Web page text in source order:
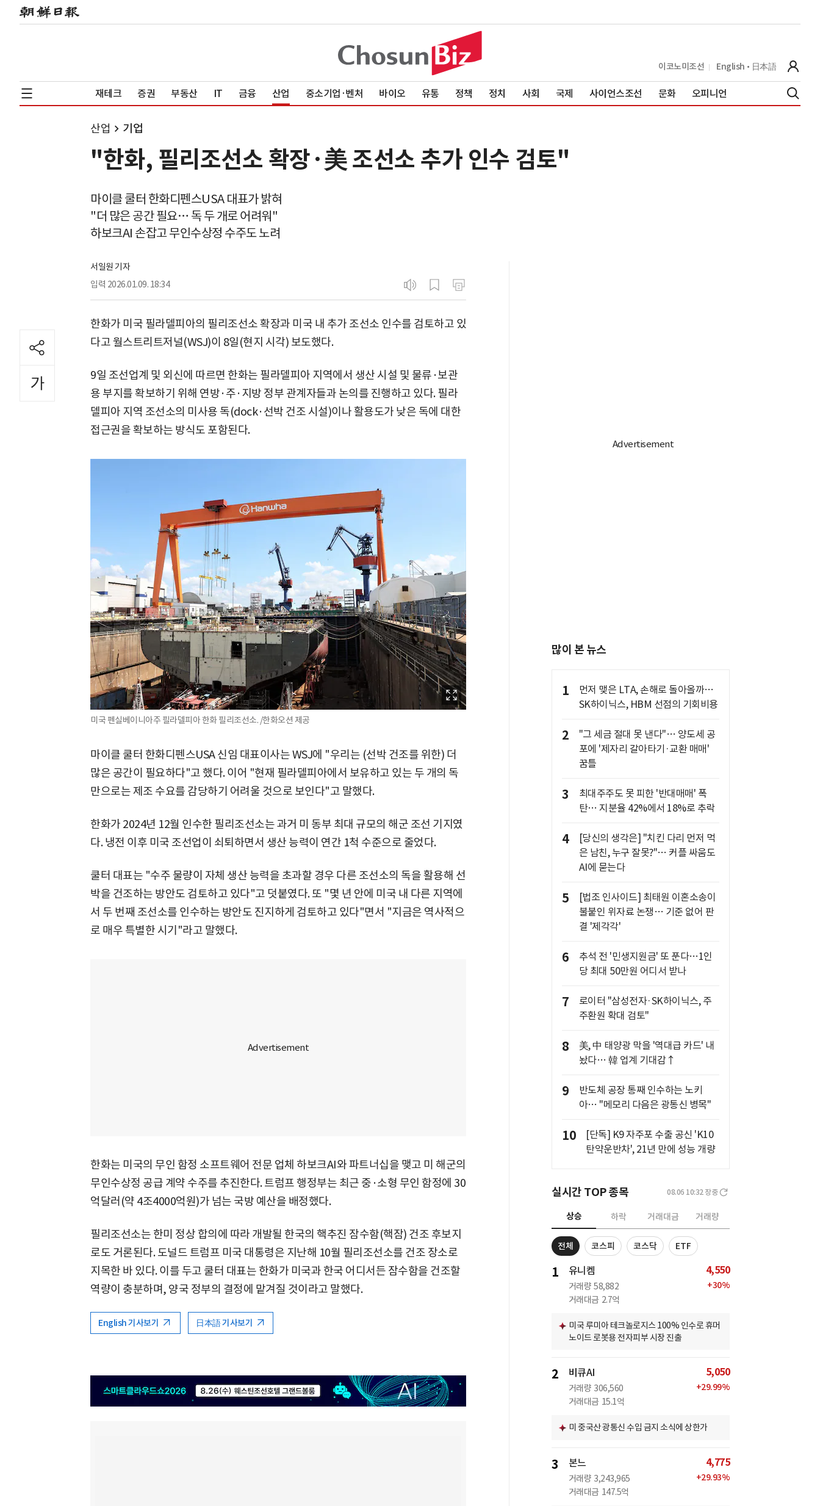
이코노미조선 English 日本語
재테크 증권 부동산 IT 금융 산업 중소기업·벤처 바이오 유통 정책 정치 사회 국제 사이언스조선 문화 오피니언
산업 기업
"한화, 필리조선소 확장·美 조선소 추가 인수 검토"
마이클 쿨터 한화디펜스USA 대표가 밝혀
"더 많은 공간 필요… 독 두 개로 어려워"
하보크AI 손잡고 무인수상정 수주도 노려
서일원 기자
입력 2026.01.09. 18:34
한화가 미국 필라델피아의 필리조선소 확장과 미국 내 추가 조선소 인수를 검토하고 있
다고 월스트리트저널(WSJ)이 8일(현지 시각) 보도했다.
9일 조선업계 및 외신에 따르면 한화는 필라델피아 지역에서 생산 시설 및 물류·보관
용 부지를 확보하기 위해 연방·주·지방 정부 관계자들과 논의를 진행하고 있다. 필라
델피아 지역 조선소의 미사용 독(dock·선박 건조 시설)이나 활용도가 낮은 독에 대한
접근권을 확보하는 방식도 포함된다.
미국 펜실베이니아주 필라델피아 한화 필리조선소. /한화오션 제공
마이클 쿨터 한화디펜스USA 신임 대표이사는 WSJ에 "우리는 (선박 건조를 위한) 더
많은 공간이 필요하다"고 했다. 이어 "현재 필라델피아에서 보유하고 있는 두 개의 독
만으로는 제조 수요를 감당하기 어려울 것으로 보인다"고 말했다.
한화가 2024년 12월 인수한 필리조선소는 과거 미 동부 최대 규모의 해군 조선 기지였
다. 냉전 이후 미국 조선업이 쇠퇴하면서 생산 능력이 연간 1척 수준으로 줄었다.
쿨터 대표는 "수주 물량이 자체 생산 능력을 초과할 경우 다른 조선소의 독을 활용해 선
박을 건조하는 방안도 검토하고 있다"고 덧붙였다. 또 "몇 년 안에 미국 내 다른 지역에
서 두 번째 조선소를 인수하는 방안도 진지하게 검토하고 있다"면서 "지금은 역사적으
로 매우 특별한 시기"라고 말했다.
한화는 미국의 무인 함정 소프트웨어 전문 업체 하보크AI와 파트너십을 맺고 미 해군의
무인수상정 공급 계약 수주를 추진한다. 트럼프 행정부는 최근 중·소형 무인 함정에 30
억달러(약 4조4000억원)가 넘는 국방 예산을 배정했다.
필리조선소는 한미 정상 합의에 따라 개발될 한국의 핵추진 잠수함(핵잠) 건조 후보지
로도 거론된다. 도널드 트럼프 미국 대통령은 지난해 10월 필리조선소를 건조 장소로
지목한 바 있다. 이를 두고 쿨터 대표는 한화가 미국과 한국 어디서든 잠수함을 건조할
역량이 충분하며, 양국 정부의 결정에 맡겨질 것이라고 말했다.
English 기사보기 日本語 기사보기
많이 본 뉴스
1
먼저 맺은 LTA, 손해로 돌아올까…
SK하이닉스, HBM 선점의 기회비용
2
"그 세금 절대 못 낸다"… 양도세 공
포에 '제자리 갈아타기·교환 매매'
꿈틀
3
최대주주도 못 피한 '반대매매' 폭
탄… 지분율 42%에서 18%로 추락
4
[당신의 생각은] "치킨 다리 먼저 먹
은 남친, 누구 잘못?"… 커플 싸움도
AI에 묻는다
5
[법조 인사이드] 최태원 이혼소송이
불붙인 위자료 논쟁… 기준 없어 판
결 '제각각'
6
추석 전 '민생지원금' 또 푼다…1인
당 최대 50만원 어디서 받나
7
로이터 "삼성전자·SK하이닉스, 주
주환원 확대 검토"
8
美, 中 태양광 막을 '역대급 카드' 내
놨다… 韓 업계 기대감↑
9
반도체 공장 통째 인수하는 노키
아… "메모리 다음은 광통신 병목"
10
[단독] K9 자주포 수출 공신 'K10
탄약운반차', 21년 만에 성능 개량
실시간 TOP 종목 08.06 10:32 장중
상승 하락 거래대금 거래량
전체 코스피 코스닥 ETF
1 유니켐
거래량 58,882
거래대금 2.7억
4,550
+30%
미국 루미아 테크놀로지스 100% 인수로 휴머
노이드 로봇용 전자피부 시장 진출
2 비큐AI
거래량 306,560
거래대금 15.1억
5,050
+29.99%
미 중국산 광통신 수입 금지 소식에 상한가
3 본느
거래량 3,243,965
거래대금 147.5억
4,775
+29.93%